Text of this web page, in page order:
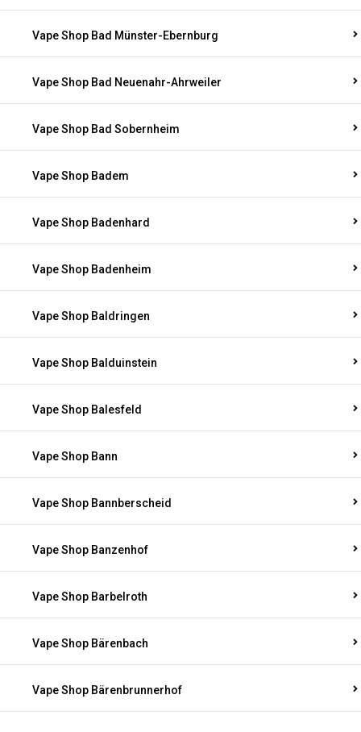
Vape Shop Bad Münster-Ebernburg
Vape Shop Bad Neuenahr-Ahrweiler
Vape Shop Bad Sobernheim
Vape Shop Badem
Vape Shop Badenhard
Vape Shop Badenheim
Vape Shop Baldringen
Vape Shop Balduinstein
Vape Shop Balesfeld
Vape Shop Bann
Vape Shop Bannberscheid
Vape Shop Banzenhof
Vape Shop Barbelroth
Vape Shop Bärenbach
Vape Shop Bärenbrunnerhof